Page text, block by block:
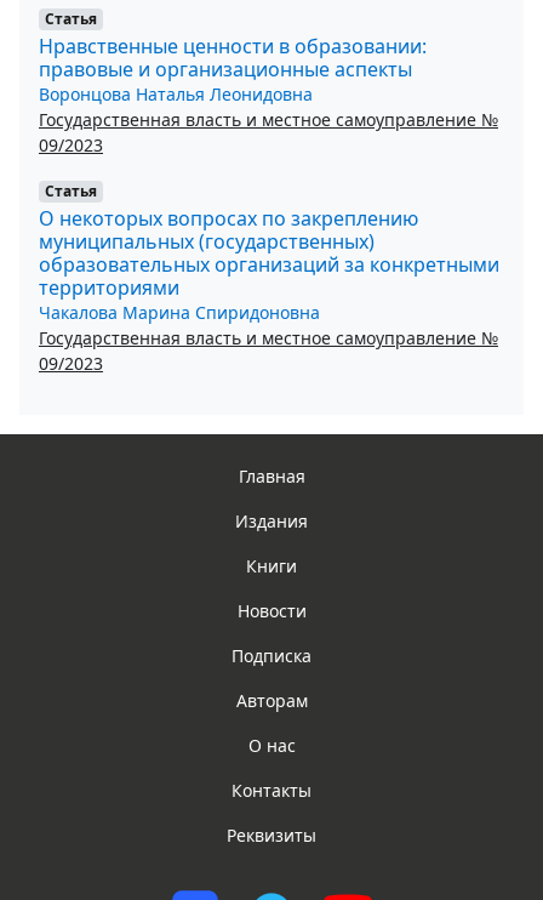
Статья
Нравственные ценности в образовании:
правовые и организационные аспекты
Воронцова Наталья Леонидовна
Государственная власть и местное самоуправление №
09/2023
Статья
О некоторых вопросах по закреплению
муниципальных (государственных)
образовательных организаций за конкретными
территориями
Чакалова Марина Спиридоновна
Государственная власть и местное самоуправление №
09/2023
Главная
Издания
Книги
Новости
Подписка
Авторам
О нас
Контакты
Реквизиты